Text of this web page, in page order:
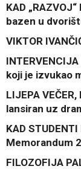
KAD
bazen u
VIKTOR
koji je izvukao
LIJEPA
lansiran uz
KAD
Memorandum
FILOZOFIJA